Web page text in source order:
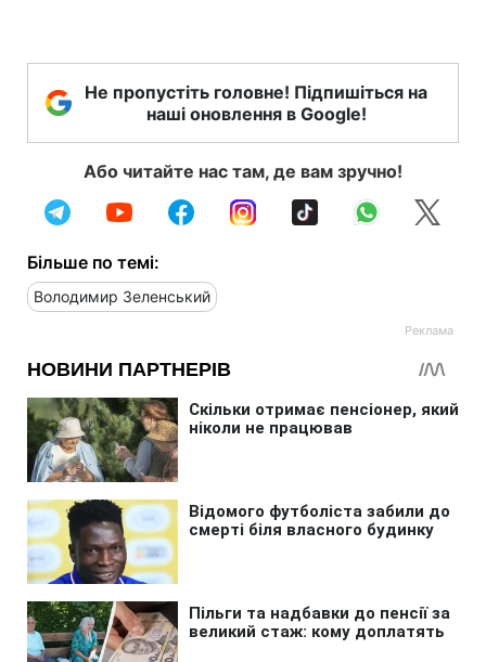
Не пропустіть головне! Підпишіться на
наші оновлення в Google!
Або читайте нас там, де вам зручно!
Більше по темі:
Володимир Зеленський